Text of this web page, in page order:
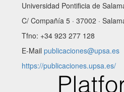
Universidad Pontificia de
C/ Compañía 5 · 37002 ·
Tfno: +34 923 277 128
E-Mail publicaciones@upsa.es
https://publicaciones.upsa.es/